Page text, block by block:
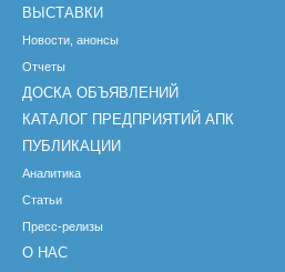
ВЫСТАВКИ
Новости, анонсы
Отчеты
ДОСКА ОБЪЯВЛЕНИЙ
КАТАЛОГ ПРЕДПРИЯТИЙ АПК
ПУБЛИКАЦИИ
Аналитика
Статьи
Пресс-релизы
О НАС